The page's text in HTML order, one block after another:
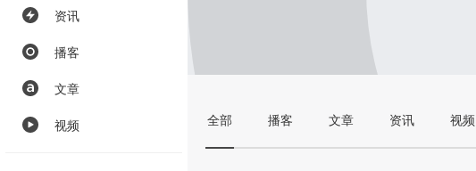
资讯
播客
文章
视频 全部 播客 文章 资讯 视频